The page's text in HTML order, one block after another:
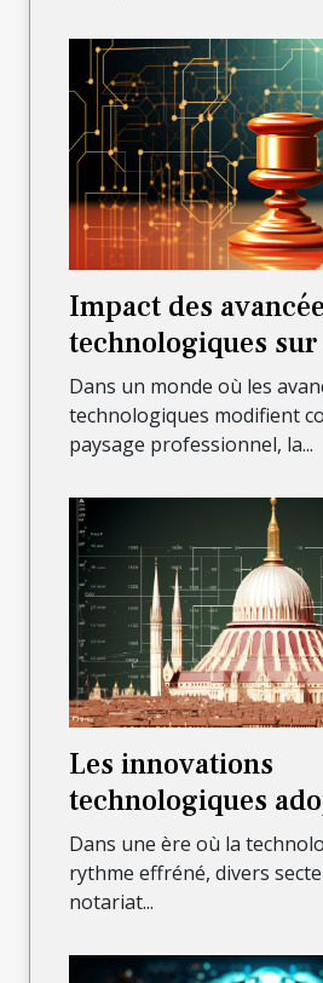
Impact des
technologiques
profession d'avocat
Dans un monde où les
technologiques modifient
paysage professionnel, la...
Les innovations
technologiques
les notaires à
améliorer leur
Dans une ère où la
rythme effréné, divers
notariat...